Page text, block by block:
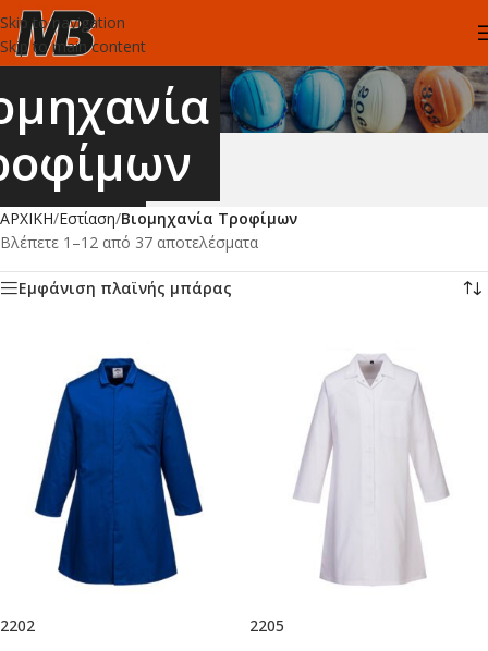
Skip to navigation
Skip to main content
ΑΡΧΙΚΗ/Εστίαση/Βιομηχανία Τροφίμων
Βλέπετε 1–12 από 37 αποτελέσματα
Εμφάνιση πλαϊνής μπάρας
2202 2205